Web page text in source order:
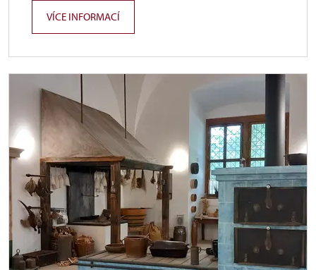
VÍCE INFORMACÍ